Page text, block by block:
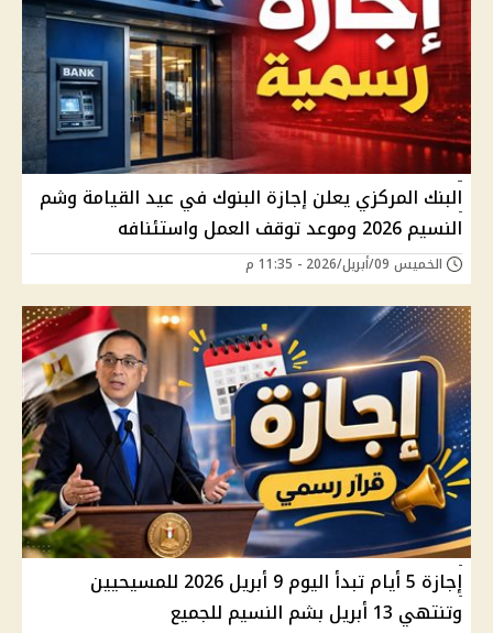
البنك المركزي يعلن إجازة البنوك في عيد القيامة وشم
النسيم 2026 وموعد توقف العمل واستئنافه
الخميس 09/أبريل/2026 - 11:35 م
إجازة 5 أيام تبدأ اليوم 9 أبريل 2026 للمسيحيين
وتنتهي 13 أبريل بشم النسيم للجميع